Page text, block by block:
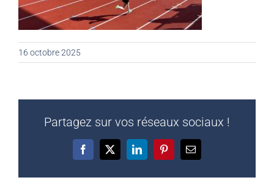
16 octobre 2025
Partagez sur vos réseaux sociaux !
Facebook
X LinkedInPinterestEmail